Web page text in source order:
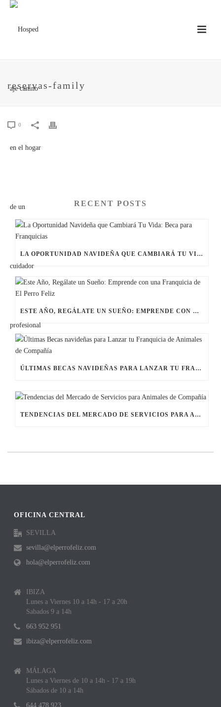
reservas-family
0
RECENT POSTS
LA OPORTUNIDAD NAVIDEÑA QUE CAMBIARÁ TU VIDA: BECA PARA FRANQUICIAS
ESTE AÑO, REGÁLATE UN SUEÑO: EMPRENDE CON UNA FRANQUICIA DE EL PERRO FELIZ
ÚLTIMAS BECAS NAVIDEÑAS PARA LANZAR TU FRANQUICIA DE ANIMALES DE COMPAÑÍA
TENDENCIAS DEL MERCADO DE SERVICIOS PARA ANIMALES DE COMPAÑÍA
OFICINA CENTRAL
SEVILLA
sevilla@elperrofeliz.com
hola@elperrofeliz.com
IBIZA
Lunes a Viernes 10 a 14h - 17 a 20h
Sabados 9 a 14h
663 952 951
ibiza@elperrofeliz.com
MÁLAGA
Lunes a Viernes de 10 a 14h - 17 a 19h
Sábados de 10 a 14h
644 478 923